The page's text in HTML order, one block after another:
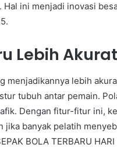
ini menjadi inovasi
Lebih Akurat
menjadikannya lebih
tubuh antar pemain.
Dengan fitur-fitur ini,
banyak pelatih
BOLA TERBARU